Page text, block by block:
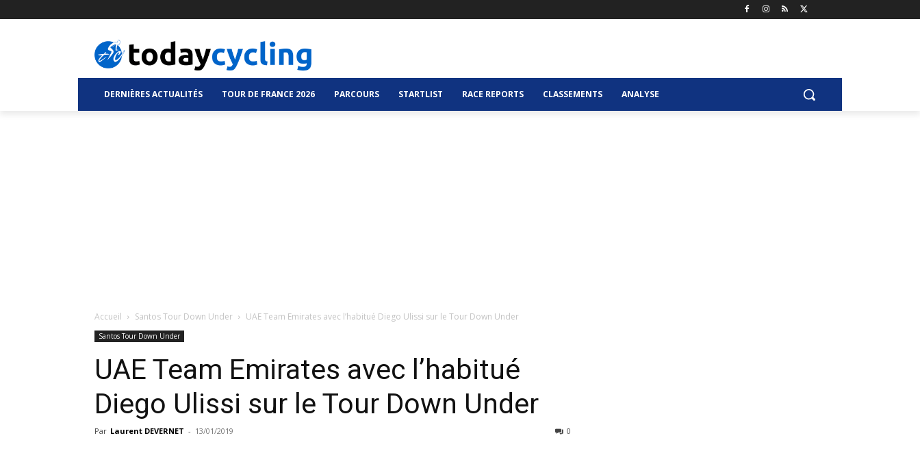
DERNIÈRES ACTUALITÉS TOUR DE FRANCE 2026 PARCOURS STARTLIST RACE REPORTS CLASSEMENTS ANALYSE
Accueil Santos Tour Down Under UAE Team Emirates avec l’habitué Diego Ulissi sur le Tour Down Under
Santos Tour Down Under
UAE Team Emirates avec l’habitué
Diego Ulissi sur le Tour Down Under
Par Laurent DEVERNET - 13/01/2019 0